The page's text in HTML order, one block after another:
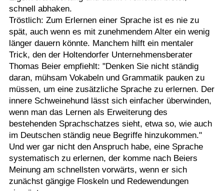
schnell abhaken.
Tröstlich: Zum Erlernen einer Sprache ist es nie zu
spät, auch wenn es mit zunehmendem Alter ein wenig
länger dauern könnte. Manchem hilft ein mentaler
Trick, den der Holtendorfer Unternehmensberater
Thomas Beier empfiehlt: "Denken Sie nicht ständig
daran, mühsam Vokabeln und Grammatik pauken zu
müssen, um eine zusätzliche Sprache zu erlernen. Der
innere Schweinehund lässt sich einfacher überwinden,
wenn man das Lernen als Erweiterung des
bestehenden Sprachschatzes sieht, etwa so, wie auch
im Deutschen ständig neue Begriffe hinzukommen."
Und wer gar nicht den Anspruch habe, eine Sprache
systematisch zu erlernen, der komme nach Beiers
Meinung am schnellsten vorwärts, wenn er sich
zunächst gängige Floskeln und Redewendungen